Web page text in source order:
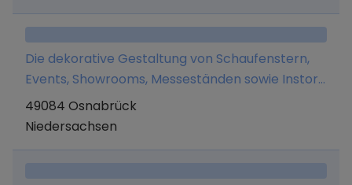
Kosmetikstudios einschließlich Behandlung mit
kosmetischen Produkten, der An- und Verkauf
von kosmetischen Produkten sowie Schulungen
im Beauty- und kosmetischen Bereich.
Die dekorative Gestaltung von Schaufenstern,
Events, Showrooms, Messeständen sowie Instore
Dekorationen und Visual Merchandising.
49084 Osnabrück
Niedersachsen